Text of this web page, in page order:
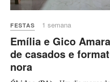
FESTAS 1 semana
Emília e Gico
de casados e
nora